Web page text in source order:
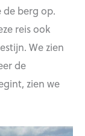
berg op.
reis ook
We zien
de
zien we